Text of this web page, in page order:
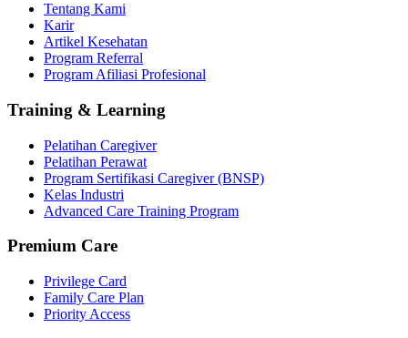
Tentang Kami
Karir
Artikel Kesehatan
Program Referral
Program Afiliasi Profesional
Training & Learning
Pelatihan Caregiver
Pelatihan Perawat
Program Sertifikasi Caregiver (BNSP)
Kelas Industri
Advanced Care Training Program
Premium Care
Privilege Card
Family Care Plan
Priority Access